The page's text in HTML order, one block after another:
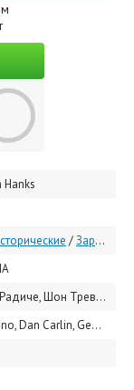
Hanks
/Зарубежные сериалы
Шон Тревисик
Wright-Rigueur, Дэн Сноу, Саймон Себаг Монтефиоре, Уэсли Кларк